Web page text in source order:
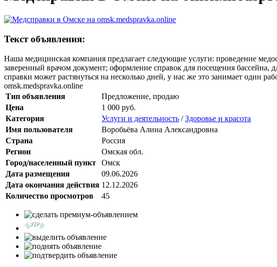
Текст объявления:
Наша медицинская компания предлагает следующие услуги: проведение
заверенный врачом документ; оформление справок для посещения
справки может растянуться на несколько дней, у нас же это занимает один
omsk.medspravka.online
Тип объявления
Предложение, продаю
Цена
1 000 руб.
Категория
Услуги и деятельность /Здоровье и красота
Имя пользователя
Воробьёва Алина Александровна
Страна
Россия
Регион
Омская обл.
Город/населенный пункт
Омск
Дата размещения
09.06.2026
Дата окончания действия 12.12.2026
Количество просмотров
45